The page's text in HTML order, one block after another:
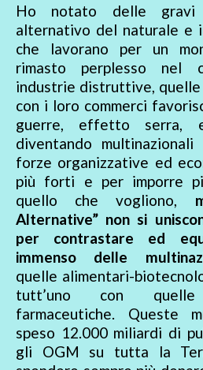
Ho notato delle
alternativo del naturale
che lavorano per un
rimasto perplesso nel
industrie distruttive, quelle
con i loro commerci
guerre, effetto serra,
diventando
forze organizzative ed
più forti e per imporre
quello che vogliono,
Alternative” non si
per contrastare ed
immenso delle
quelle alimentari-
tutt’uno con quelle
farmaceutiche. Queste
speso 12.000 miliardi di
gli OGM su tutta la